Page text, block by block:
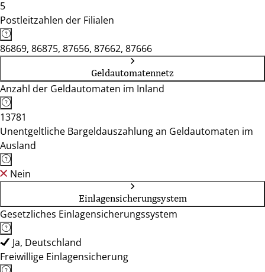
5
Postleitzahlen der Filialen
86869, 86875, 87656, 87662, 87666
Geldautomatennetz
Anzahl der Geldautomaten im Inland
13781
Unentgeltliche Bargeldauszahlung an Geldautomaten im
Ausland
Nein
Einlagensicherungsystem
Gesetzliches Einlagensicherungssystem
Ja, Deutschland
Freiwillige Einlagensicherung